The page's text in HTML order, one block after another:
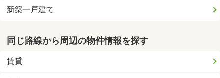
新築一戸建て
同じ路線から周辺の物件情報を探す
賃貸